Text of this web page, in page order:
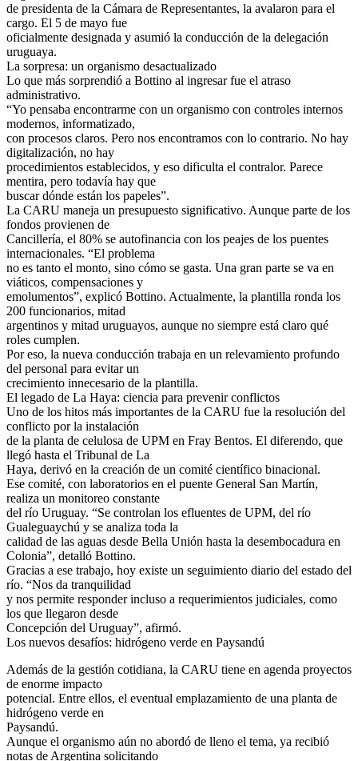
de presidenta de la Cámara de Representantes, la avalaron para el
cargo. El 5 de mayo fue
oficialmente designada y asumió la conducción de la delegación
uruguaya.
La sorpresa: un organismo desactualizado
Lo que más sorprendió a Bottino al ingresar fue el atraso
administrativo.
“Yo pensaba encontrarme con un organismo con controles internos
modernos, informatizado,
con procesos claros. Pero nos encontramos con lo contrario. No hay
digitalización, no hay
procedimientos establecidos, y eso dificulta el contralor. Parece
mentira, pero todavía hay que
buscar dónde están los papeles”.
La CARU maneja un presupuesto significativo. Aunque parte de los
fondos provienen de
Cancillería, el 80% se autofinancia con los peajes de los puentes
internacionales. “El problema
no es tanto el monto, sino cómo se gasta. Una gran parte se va en
viáticos, compensaciones y
emolumentos”, explicó Bottino. Actualmente, la plantilla ronda los
200 funcionarios, mitad
argentinos y mitad uruguayos, aunque no siempre está claro qué
roles cumplen.
Por eso, la nueva conducción trabaja en un relevamiento profundo
del personal para evitar un
crecimiento innecesario de la plantilla.
El legado de La Haya: ciencia para prevenir conflictos
Uno de los hitos más importantes de la CARU fue la resolución del
conflicto por la instalación
de la planta de celulosa de UPM en Fray Bentos. El diferendo, que
llegó hasta el Tribunal de La
Haya, derivó en la creación de un comité científico binacional.
Ese comité, con laboratorios en el puente General San Martín,
realiza un monitoreo constante
del río Uruguay. “Se controlan los efluentes de UPM, del río
Gualeguaychú y se analiza toda la
calidad de las aguas desde Bella Unión hasta la desembocadura en
Colonia”, detalló Bottino.
Gracias a ese trabajo, hoy existe un seguimiento diario del estado del
río. “Nos da tranquilidad
y nos permite responder incluso a requerimientos judiciales, como
los que llegaron desde
Concepción del Uruguay”, afirmó.
Los nuevos desafíos: hidrógeno verde en Paysandú
Además de la gestión cotidiana, la CARU tiene en agenda proyectos
de enorme impacto
potencial. Entre ellos, el eventual emplazamiento de una planta de
hidrógeno verde en
Paysandú.
Aunque el organismo aún no abordó de lleno el tema, ya recibió
notas de Argentina solicitando